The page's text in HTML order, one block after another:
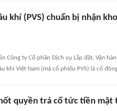
khí (PVS) chuẩn bị nhận
Công ty Cổ phần Dịch vụ Lắp đặt, Vận
khí Việt Nam (mã cổ phiếu PVS) là cổ
quyền trả cổ tức tiền